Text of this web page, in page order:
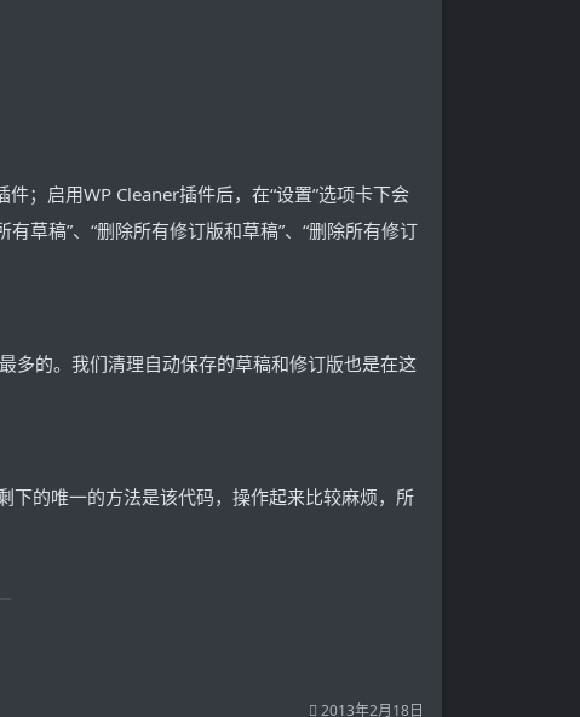
；启用WP Cleaner插件后，在“设置”选项卡下会
草稿”、“删除所有修订版和草稿”、“删除所有修订
多的。我们清理自动保存的草稿和修订版也是在这
的唯一的方法是该代码，操作起来比较麻烦，所
2013年2月18日